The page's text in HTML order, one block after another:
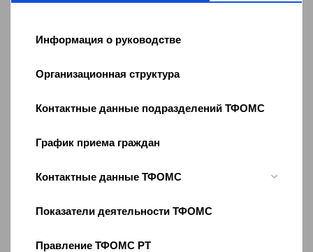
Информация о руководстве
Организационная структура
Контактные данные подразделений ТФОМС
График приема граждан
Контактные данные ТФОМС
Показатели деятельности ТФОМС
Правление ТФОМС РТ